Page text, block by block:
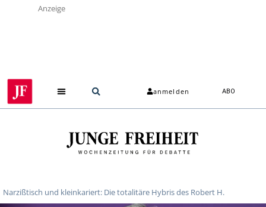
Anzeige
anmelden ABO
Narzißtisch und kleinkariert: Die totalitäre Hybris des Robert H.